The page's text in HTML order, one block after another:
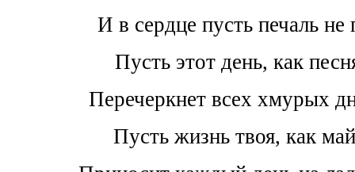
И в сердце пусть печаль не
Пусть этот день, как
Перечеркнет всех хмурых
Пусть жизнь твоя, как